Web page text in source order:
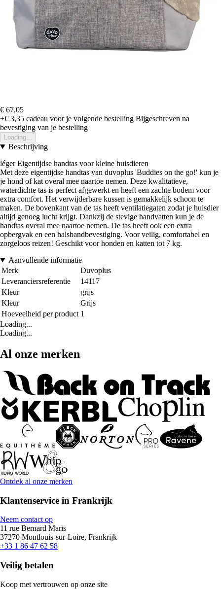
€ 67,05
+€ 3,35 cadeau voor je volgende bestelling Bijgeschreven na
bevestiging van je bestelling
Loading...
Beschrijving
léger Eigentijdse handtas voor kleine huisdieren
Met deze eigentijdse handtas van duvoplus 'Buddies on the go!' kun je
je hond of kat overal mee naartoe nemen. Deze kwalitatieve,
waterdichte tas is perfect afgewerkt en heeft een zachte bodem voor
extra comfort. Het verwijderbare kussen is gemakkelijk schoon te
maken. De bovenkant van de tas heeft ventilatiegaten zodat je huisdier
altijd genoeg lucht krijgt. Dankzij de stevige handvatten kun je de
handtas overal mee naartoe nemen. De tas heeft ook een extra
opbergvak en een halsbandbevestiging. Voor veilig, comfortabel en
zorgeloos reizen! Geschikt voor honden en katten tot 7 kg.
Aanvullende informatie
Merk
Duvoplus
Leveranciersreferentie
14117
Kleur
grijs
Kleur
Grijs
Hoeveelheid per product 1
Loading...
Loading...
Al onze merken
Ontdek al onze merken
Klantenservice in Frankrijk
Neem contact op
11 rue Bernard Maris
37270 Montlouis-sur-Loire, Frankrijk
+33 1 86 47 62 58
Veilig betalen
Koop met vertrouwen op onze site